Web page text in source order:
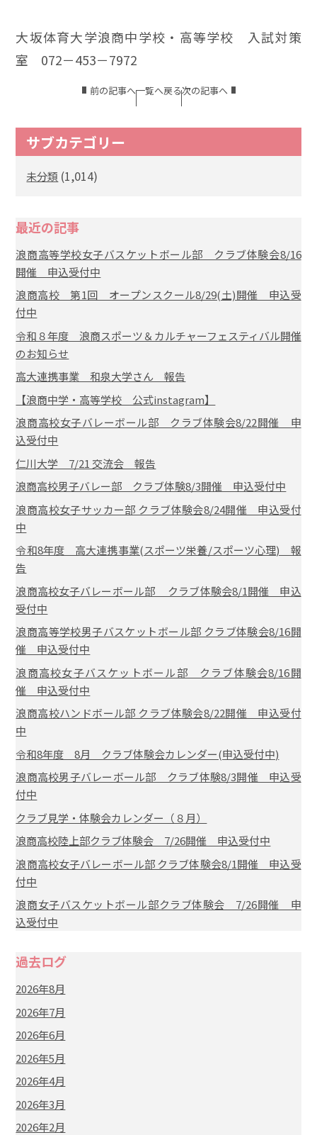
大坂体育大学浪商中学校・高等学校 入試対策
室 072－453－7972
前の記事へ一覧へ戻る次の記事へ
サブカテゴリー
未分類 (1,014)
最近の記事
浪商高等学校女子バスケットボール部 クラブ体験会8/16
開催 申込受付中
浪商高校 第1回 オープンスクール8/29(土)開催 申込受
付中
令和８年度 浪商スポーツ＆カルチャーフェスティバル開催
のお知らせ
高大連携事業 和泉大学さん 報告
【浪商中学・高等学校 公式instagram】
浪商高校女子バレーボール部 クラブ体験会8/22開催 申
込受付中
仁川大学 7/21 交流会 報告
浪商高校男子バレー部 クラブ体験8/3開催 申込受付中
浪商高校女子サッカー部 クラブ体験会8/24開催 申込受付
中
令和8年度 高大連携事業(スポーツ栄養/スポーツ心理) 報
告
浪商高校女子バレーボール部 クラブ体験会8/1開催 申込
受付中
浪商高等学校男子バスケットボール部 クラブ体験会8/16開
催 申込受付中
浪商高校女子バスケットボール部 クラブ体験会8/16開
催 申込受付中
浪商高校ハンドボール部 クラブ体験会8/22開催 申込受付
中
令和8年度 8月 クラブ体験会カレンダー(申込受付中)
浪商高校男子バレーボール部 クラブ体験8/3開催 申込受
付中
クラブ見学・体験会カレンダー（８月）
浪商高校陸上部クラブ体験会 7/26開催 申込受付中
浪商高校女子バレーボール部 クラブ体験会8/1開催 申込受
付中
浪商女子バスケットボール部クラブ体験会 7/26開催 申
込受付中
過去ログ
2026年8月
2026年7月
2026年6月
2026年5月
2026年4月
2026年3月
2026年2月